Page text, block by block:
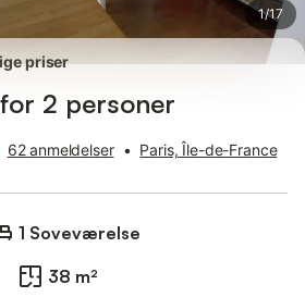
1/17
priser
2 personer
62 anmeldelser • Paris, Île-de-France
1 Soveværelse
38 m²